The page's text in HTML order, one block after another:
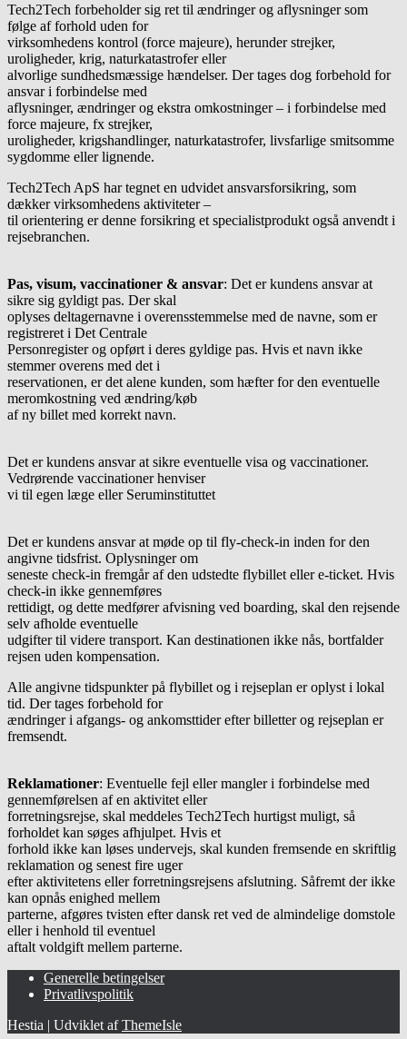
Tech2Tech forbeholder sig ret til ændringer og aflysninger som
følge af forhold uden for
virksomhedens kontrol (force majeure), herunder strejker,
uroligheder, krig, naturkatastrofer eller
alvorlige sundhedsmæssige hændelser. Der tages dog forbehold for
ansvar i forbindelse med
aflysninger, ændringer og ekstra omkostninger – i forbindelse med
force majeure, fx strejker,
uroligheder, krigshandlinger, naturkatastrofer, livsfarlige smitsomme
sygdomme eller lignende.
Tech2Tech ApS har tegnet en udvidet ansvarsforsikring, som
dækker virksomhedens aktiviteter –
til orientering er denne forsikring et specialistprodukt også anvendt i
rejsebranchen.
Pas, visum, vaccinationer & ansvar: Det er kundens ansvar at
sikre sig gyldigt pas. Der skal
oplyses deltagernavne i overensstemmelse med de navne, som er
registreret i Det Centrale
Personregister og opført i deres gyldige pas. Hvis et navn ikke
stemmer overens med det i
reservationen, er det alene kunden, som hæfter for den eventuelle
meromkostning ved ændring/køb
af ny billet med korrekt navn.
Det er kundens ansvar at sikre eventuelle visa og vaccinationer.
Vedrørende vaccinationer henviser
vi til egen læge eller Seruminstituttet
Det er kundens ansvar at møde op til fly-check-in inden for den
angivne tidsfrist. Oplysninger om
seneste check-in fremgår af den udstedte flybillet eller e-ticket. Hvis
check-in ikke gennemføres
rettidigt, og dette medfører afvisning ved boarding, skal den rejsende
selv afholde eventuelle
udgifter til videre transport. Kan destinationen ikke nås, bortfalder
rejsen uden kompensation.
Alle angivne tidspunkter på flybillet og i rejseplan er oplyst i lokal
tid. Der tages forbehold for
ændringer i afgangs- og ankomsttider efter billetter og rejseplan er
fremsendt.
Reklamationer: Eventuelle fejl eller mangler i forbindelse med
gennemførelsen af en aktivitet eller
forretningsrejse, skal meddeles Tech2Tech hurtigst muligt, så
forholdet kan søges afhjulpet. Hvis et
forhold ikke kan løses undervejs, skal kunden fremsende en skriftlig
reklamation og senest fire uger
efter aktivitetens eller forretningsrejsens afslutning. Såfremt der ikke
kan opnås enighed mellem
parterne, afgøres tvisten efter dansk ret ved de almindelige domstole
eller i henhold til eventuel
aftalt voldgift mellem parterne.
Generelle betingelser
Privatlivspolitik
Hestia | Udviklet afThemeIsle